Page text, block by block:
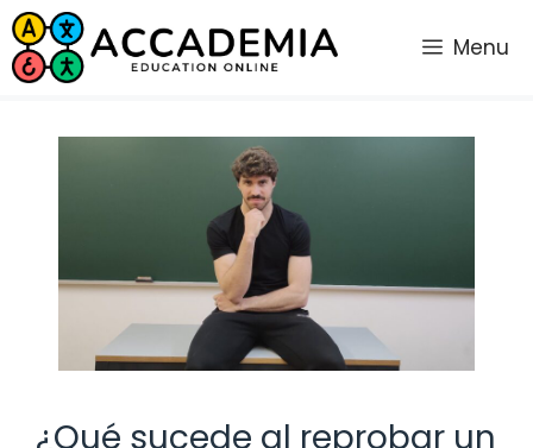
Saltar
al
contenido
Menu
¿Qué sucede al reprobar un